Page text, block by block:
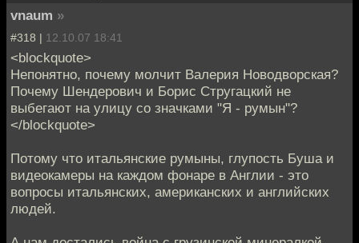
vnaum »
#318 | 12.10.07 18:41
<blockquote>
Непонятно, почему молчит Валерия Новодворская?
Почему Шендерович и Борис Стругацкий не
выбегают на улицу со значками "Я - румын"?
</blockquote>
Потому что итальянские румыны, глупость Буша и
видеокамеры на каждом фонаре в Англии - это
вопросы итальянских, американских и английских
людей.